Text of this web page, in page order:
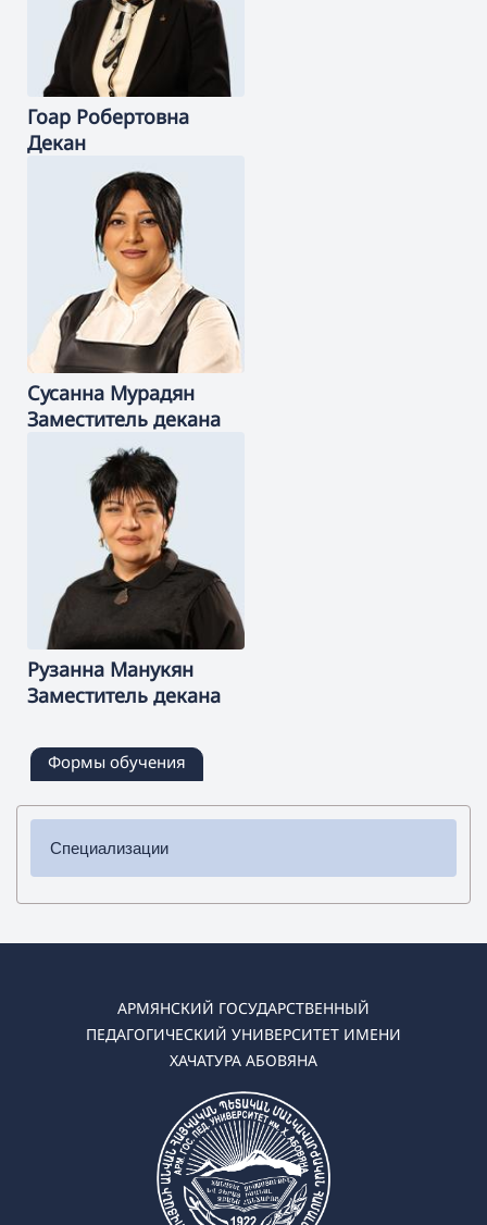
Гоар Робертовна
Декан
Сусанна Мурадян
Заместитель декана
Рузанна Манукян
Заместитель декана
Формы обучения
Специализации
✔ Бакалавриат
✔ Магистратура
➜ Специальная педагогика
➜ Специальная психология
АРМЯНСКИЙ ГОСУДАРСТВЕННЫЙ
ПЕДАГОГИЧЕСКИЙ УНИВЕРСИТЕТ ИМЕНИ
ХАЧАТУРА АБОВЯНА